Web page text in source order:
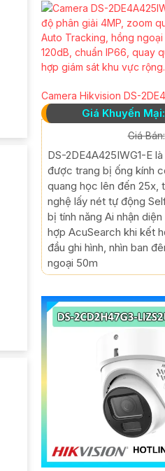
Camera Hikvision DS-
Giá Khuyến
Giá Bán:
DS-2DE4A425IWG1-E
được trang bị ống kính
quang học lên đến 25x,
nghệ lấy nét tự động
bị tính năng Ai nhận
hợp AcuSearch khi kết
đầu ghi hình, nhìn ban
ngoại 50m